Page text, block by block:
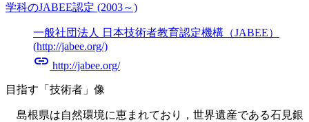
学科のJABEE認定 (2003～)
一般社団法人 日本技術者教育認定機構（JABEE）
(http://jabee.org/)
link http://jabee.org/
目指す「技術者」像
島根県は自然環境に恵まれており，世界遺産である石見銀